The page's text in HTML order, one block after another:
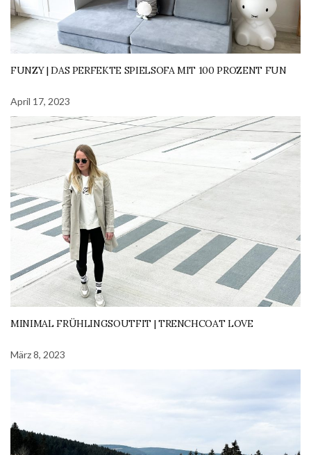
FUNZY | DAS PERFEKTE SPIELSOFA MIT 100 PROZENT FUN
April 17, 2023
MINIMAL FRÜHLINGSOUTFIT | TRENCHCOAT LOVE
März 8, 2023